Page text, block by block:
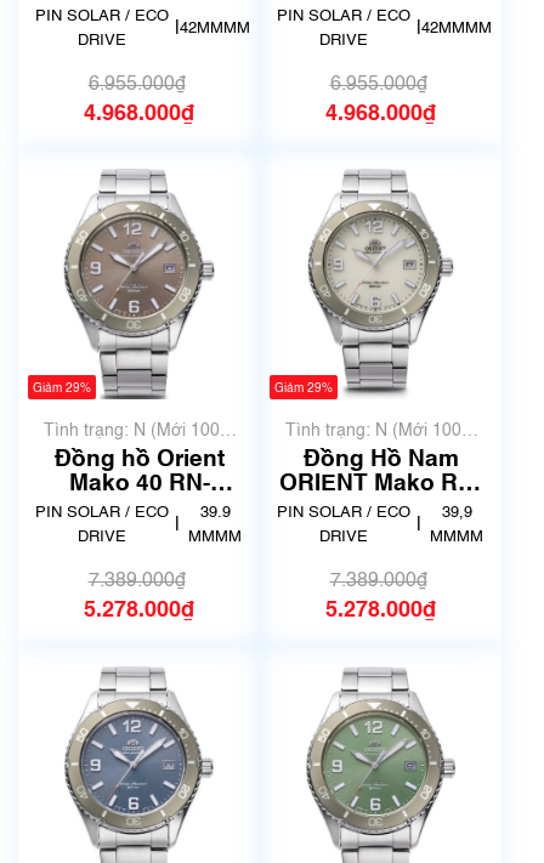
0031TX
PIN SOLAR / ECO
DRIVE
42MMMM
6.955.000₫
4.968.000₫
0021TX
PIN SOLAR / ECO
DRIVE
42MMMM
6.955.000₫
4.968.000₫
Giảm 29%
Tình trạng: N (Mới 100%
chưa qua sử dụng)
Đồng hồ Orient
Mako 40 RN-
WJ0004Y
PIN SOLAR / ECO
DRIVE
39.9
MMMM
7.389.000₫
5.278.000₫
Giảm 29%
Tình trạng: N (Mới 100%
chưa qua sử dụng)
Đồng Hồ Nam
ORIENT Mako RN-
WJ0003S
PIN SOLAR / ECO
DRIVE
39,9
MMMM
7.389.000₫
5.278.000₫